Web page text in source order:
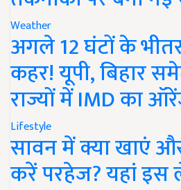
Weather
अगले 12 घंटों के
कहर! यूपी, बिहार
राज्यों में IMD का
Lifestyle
सावन में क्या खाएं
करें परहेज? यहां इस